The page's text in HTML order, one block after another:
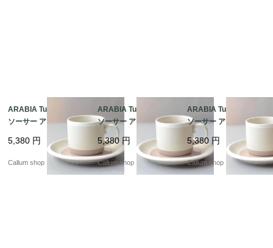
ARABIA Tupa カップ&
ソーサー アラビア トゥ
北欧食器 陶器 アンティ
ーク ヴィンテージ_it44
5,380 円
Callum shop
ARABIA Tupa カップ&
ソーサー アラビア トゥ
パ フィンランド 北欧
北欧食器 陶器 アンティ
ーク ヴィンテージ_it44
89
5,380円
Callum shop
ARABIA Tupa カップ&
ソーサー アラビア トゥ
パ フィンランド 北欧
北欧食器 陶器 アンティ
ーク ヴィンテージ_it44
88
5,380 円
Callum shop